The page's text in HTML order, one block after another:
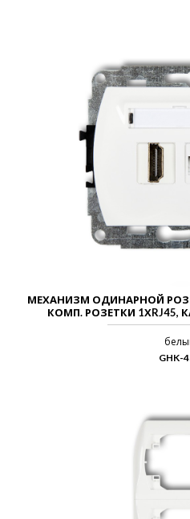
МЕХАНИЗМ ОДИНАРНОЙ
КОМП. РОЗЕТКИ 1ХRJ45,
GHK-